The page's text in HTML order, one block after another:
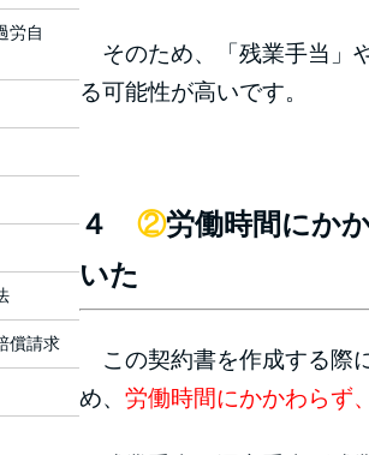
そのため、「残業手当」
る可能性が高いです。
４ ②労働時間にか
いた
この契約書を作成する際
め、 労働時間にかかわらず
労自
償請求